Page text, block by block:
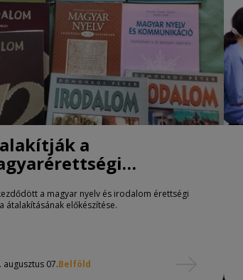
a
a magyar nyelv és irodalom érettségi
átalakításának előkészítése.
augusztus 07.Belföld